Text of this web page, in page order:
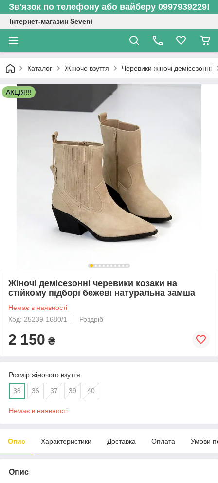
Зв'язок по телефону або вайберу 0997939229!
Інтернет-магазин Seveni
Каталог Жіноче взуття Черевики жіночі демісезонні
АКЦІЯ!!!
Жіночі демісезонні черевики козаки на
стійкому підборі бежеві натуральна замша
Немає в наявності
Код: 25239-1680/1
Роздріб
2 150 ₴
Розмір жіночого взуття
38 36 37 39 40
Немає в наявності
Опис Характеристики Доставка Оплата Умови
Опис